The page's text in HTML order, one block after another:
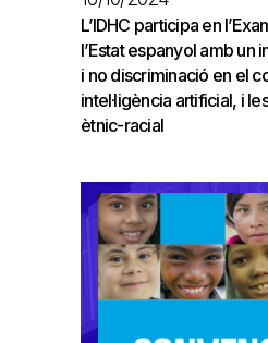
L’IDHC participa en
l’Estat espanyol amb
i no discriminació en el
intel·ligència artificial, i
ètnic-racial